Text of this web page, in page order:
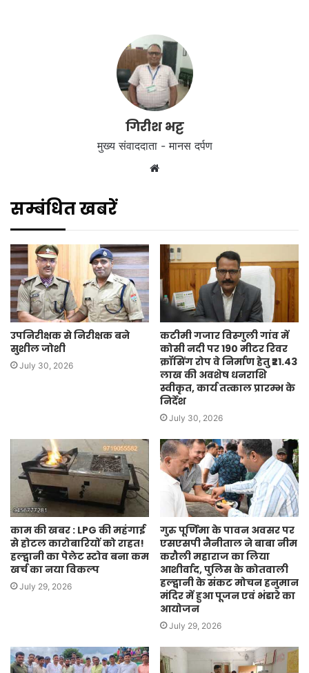
गिरीश भट्ट
मुख्य संवाददाता - मानस दर्पण
Website
सम्बंधित खबरें
उपनिरीक्षक से निरीक्षक बने
सुशील जोशी
July 30, 2026
कटीमी गजार विस्गुली गांव में
कोसी नदी पर 190 मीटर रिवर
क्रॉसिंग रोप वे निर्माण हेतु ₹21.43
लाख की अवशेष धनराशि
स्वीकृत, कार्य तत्काल प्रारम्भ के
निर्देश
July 30, 2026
काम की खबर : LPG की महंगाई
से होटल कारोबारियों को राहत!
हल्द्वानी का पेलेट स्टोव बना कम
खर्च का नया विकल्प
July 29, 2026
गुरु पूर्णिमा के पावन अवसर पर
एसएसपी नैनीताल ने बाबा नीम
करौली महाराज का लिया
आशीर्वाद, पुलिस के कोतवाली
हल्द्वानी के संकट मोचन हनुमान
मंदिर में हुआ पूजन एवं भंडारे का
आयोजन
July 29, 2026